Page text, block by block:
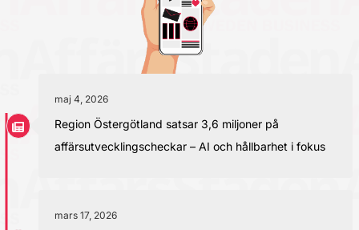
maj 4, 2026
Region Östergötland satsar 3,6 miljoner på
affärsutvecklingscheckar – AI och hållbarhet i fokus
mars 17, 2026